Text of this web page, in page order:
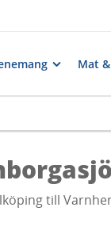
Mat
till